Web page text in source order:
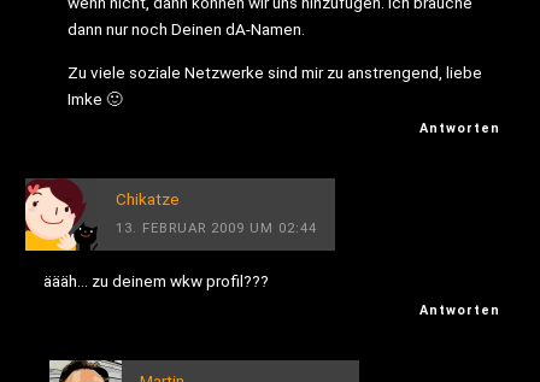
dann nur noch Deinen dA-Namen.
Zu viele soziale Netzwerke sind mir zu anstrengend, liebe
Imke 🙂
Antworten
Chikatze
13. FEBRUAR 2009 UM 02:44
äääh… zu deinem wkw profil???
Antworten